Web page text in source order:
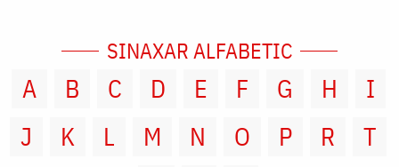
SINAXAR ALFABETIC
A B C D E F G H
I
J
K L M N O P R
T